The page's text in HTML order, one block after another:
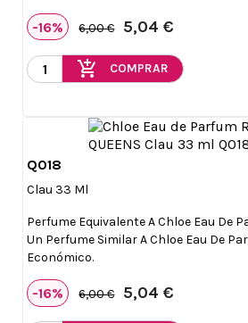
-16% 6,00 € 5,04 €
add_shopping_cart COMPRAR
Q018
Clau 33 Ml
Perfume Equivalente A Chloe Eau De
Un Perfume Similar A Chloe Eau De
Económico.
-16% 6,00 € 5,04 €